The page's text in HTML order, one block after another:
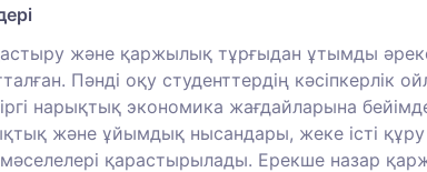
және қаржылық тұрғыдан ұтымды
Пәнді оқу студенттердің кәсіпкерлік
нарықтық экономика жағдайларына
және ұйымдық нысандары, жеке істі
мәселелері қарастырылады. Ерекше назар